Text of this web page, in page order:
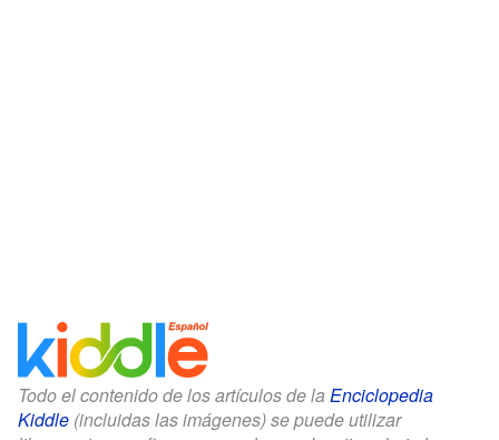
Todo el contenido de los artículos de la Enciclopedia
Kiddle (incluidas las imágenes) se puede utilizar